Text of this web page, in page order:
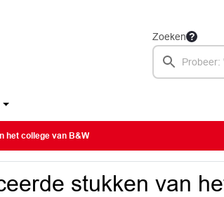
Zoeken
het college van B&W
stukken van